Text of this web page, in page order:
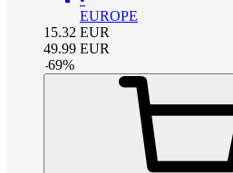
EUROPE
15.32 EUR
49.99 EUR
-69%